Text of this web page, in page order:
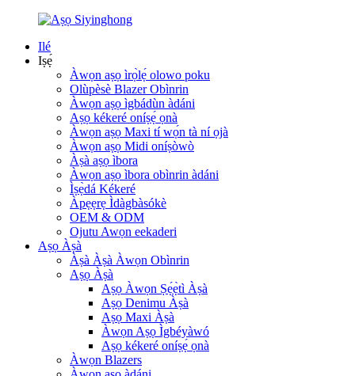
Ilé
Iṣẹ́
Àwọn aṣọ ìrọ̀lẹ́ olowo poku
Olùpèsè Blazer Obìnrin
Àwọn aṣọ ìgbádùn àdáni
Aṣọ kékeré oníṣẹ́ ọnà
Àwọn aṣọ Maxi tí wọ́n tà ní ọjà
Àwọn aṣọ Midi oníṣòwò
Àṣà aṣọ ìbora
Àwọn aṣọ ìbora obìnrin àdáni
Ìṣẹ̀dá Kékeré
Àpẹẹrẹ Ìdàgbàsókè
OEM & ODM
Ojutu Awọn eekaderi
Aṣọ Àṣà
Àṣà Àṣà Àwọn Obìnrin
Aṣọ Àṣà
Aṣọ Àwọn Ṣẹ́ẹ̀tì Àṣà
Aṣọ Denimu Àṣà
Aṣọ Maxi Àṣà
Àwọn Aṣọ Ìgbéyàwó
Aṣọ kékeré oníṣẹ́ ọnà
Àwọn Blazers